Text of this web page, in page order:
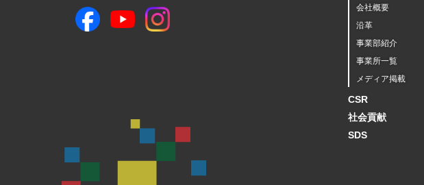
会社概要
沿革
事業部紹介
事業所一覧
メディア掲載
CSR
社会貢献
SDS